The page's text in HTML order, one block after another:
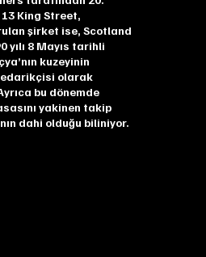
13 King Street,
şirket ise, Scotland
yılı 8 Mayıs tarihli
kuzeyinin
olarak
bu dönemde
yakinen takip
dahi olduğu biliniyor.